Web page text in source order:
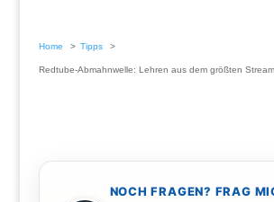
Home Tipps
Redtube-Abmahnwelle: Lehren aus dem größten
NOCH FRAGEN? FRAG